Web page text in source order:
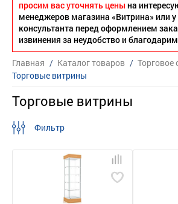
просим вас уточнять цены на
менеджеров магазина «Витрина» или
консультанта перед оформлением
извинения за неудобство и
Главная / Каталог товаров / Торговое
Торговые витрины
Торговые витрины
Фильтр